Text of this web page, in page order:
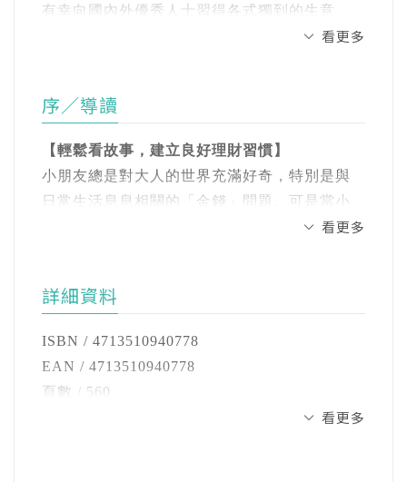
✅記帳方法: 學理財就從記帳開始，跟著主角小
✅投資管理: 在AI 時代學習危機管理能力，培養
《理財小達人養成記1：神奇記帳本》
小學四年級的小豫總是夢想著新一代的iFone，
展開了小學生的理財初體驗：做家事打工、借
錢給同學賺利息、跟爸爸學記帳，仔細算清楚
自己有多少錢。小豫還跟同學一起經營跳蚤市
場，貴人般的老爺爺更提醒她做生意的道
理……小豫從撲滿裡的小錢開始累積，她真的
可以存到錢，如願購入夢想中的iFone嗎？
有幸向國內外優秀人士習得各式獨到的生意
化商業思考訓練，萌發了將自身所學及經歷，
善於從生活中取材，詮釋經濟理財觀念，深入
現為專職插畫家，畫插畫、繪本，也畫圖像小
說，嘗試各種創作的方式，正往寫故事的路上
邁進。喜歡神話、民俗故事以及有關魔法的作
品，還有貓咪，最喜歡在插畫裡藏貓咪和各種
彩蛋。
看更多
序／導讀
【輕鬆看故事，建立良好理財習慣】
小朋友總是對大人的世界充滿好奇，特別是與
日常生活息息相關的「金錢」問題。可是當小
朋友開始使用金錢、和錢產生互動後，又會對
我們愛的是擁有金錢所帶來的諸多好處，像是
好，比如算術能力要夠好，還要能看懂應用題
看更多
詳細資料
ISBN / 4713510940778
EAN / 4713510940778
頁數 / 560
看更多